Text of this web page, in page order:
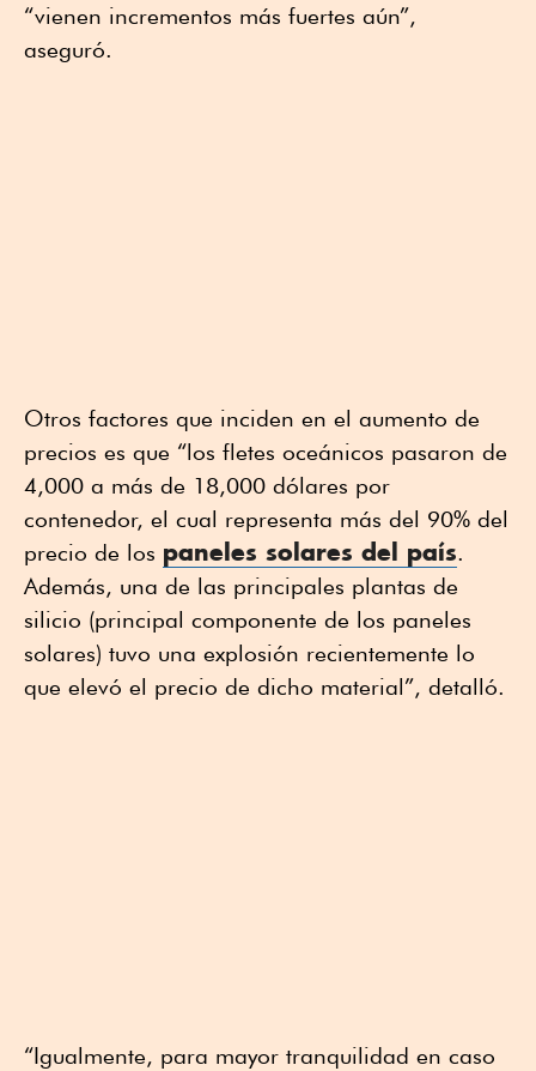
“vienen incrementos más fuertes aún”,
aseguró.
Otros factores que inciden en el aumento de
precios es que “los fletes oceánicos pasaron de
4,000 a más de 18,000 dólares por
contenedor, el cual representa más del 90% del
precio de los paneles solares del país.
Además, una de las principales plantas de
silicio (principal componente de los paneles
solares) tuvo una explosión recientemente lo
que elevó el precio de dicho material”, detalló.
“Igualmente, para mayor tranquilidad en caso